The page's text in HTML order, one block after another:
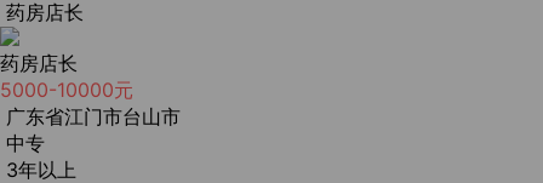
药房店长
药房店长
5000-10000元
广东省江门市台山市
中专
3年以上